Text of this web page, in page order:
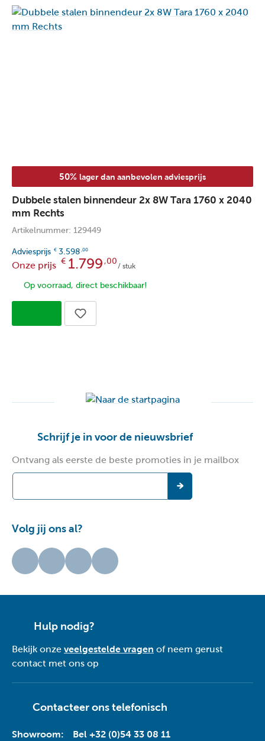
50% lager dan aanbevolen adviesprijs
Dubbele stalen binnendeur 2x 8W Tara 1760 x 2040
mm Rechts
Artikelnummer: 129449
Adviesprijs € 3.598 ,00
Onze prijs € 1.799 ,00
/ stuk
Op voorraad, direct beschikbaar!
Schrijf je in voor de nieuwsbrief
Ontvang als eerste de beste promoties in je mailbox
Volg jij ons al?
Hulp nodig?
Bekijk onze veelgestelde vragen of neem gerust
contact met ons op
Contacteer ons telefonisch
Showroom:
Bel +32 (0)54 33 08 11